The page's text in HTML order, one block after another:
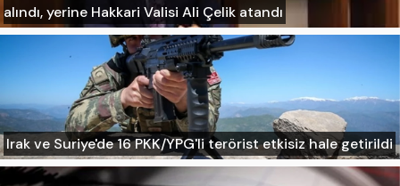
alındı, yerine Hakkari Valisi Ali Çelik atandı
Irak ve Suriye'de 16 PKK/YPG'li terörist etkisiz hale getirildi